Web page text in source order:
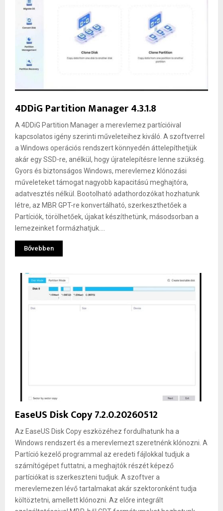
4DDiG Partition Manager 4.3.1.8
A 4DDiG Partition Manager a merevlemez partícióival
kapcsolatos igény szerinti műveleteihez kiváló. A szoftverrel
a Windows operációs rendszert könnyedén áttelepíthetjük
akár egy SSD-re, anélkül, hogy újratelepítésre lenne szükség.
Gyors és biztonságos Windows, merevlemez klónozási
műveleteket támogat nagyobb kapacitású meghajtóra,
adatvesztés nélkül. Bootolható adathordozókat hozhatunk
létre, az MBR GPT-re konvertálható, szerkeszthetőek a
Partíciók, törölhetőek, újakat készíthetünk, másodsorban a
lemezeinket formázhatjuk....
Bővebben
EaseUS Disk Copy 7.2.0.20260512
Az EaseUS Disk Copy eszközéhez fordulhatunk ha a
Windows rendszert és a merevlemezt szeretnénk klónozni. A
Partíció kezelő programmal az eredeti fájlokkal tudjuk a
számítógépet futtatni, a meghajtók részét képező
partíciókat is szerkeszteni tudjuk. A szoftver a
merevlemezen lévő tartalmakat akár szektoronként tudja
költöztetni, amellett klónozni. Az előre integrált